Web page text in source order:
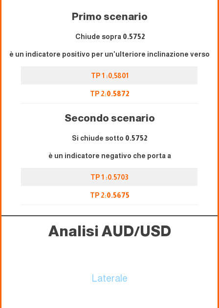
Primo scenario
Chiude sopra 0.5752
è un indicatore positivo per un'ulteriore inclinazione verso
TP 1 :0,5801
TP 2:0.5872
Secondo scenario
Si chiude sotto 0.5752
è un indicatore negativo che porta a
TP 1 :0.5703
TP 2:0.5675
Analisi AUD/USD
Laterale